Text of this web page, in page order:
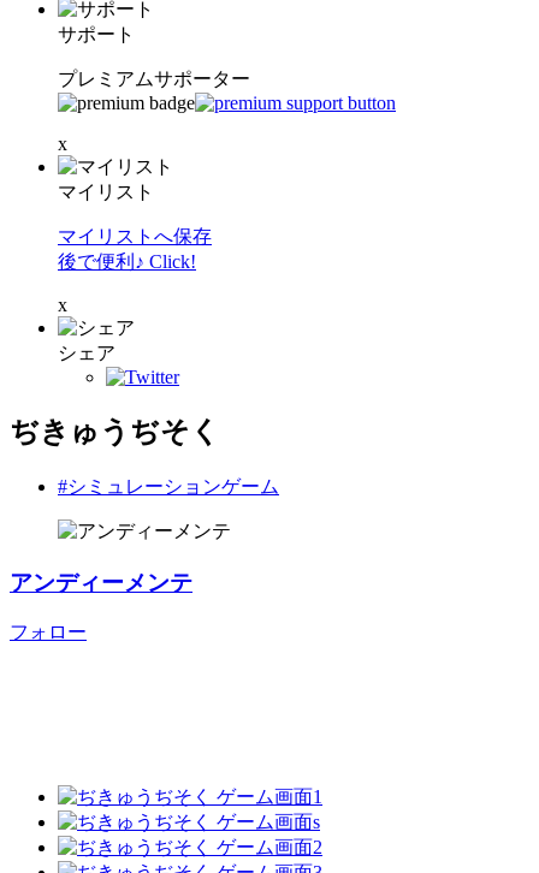
サポート
プレミアムサポーター
x
マイリスト
マイリストへ保存
後で便利♪ Click!
x
シェア
ぢきゅうぢそく
#シミュレーションゲーム
アンディーメンテ
フォロー